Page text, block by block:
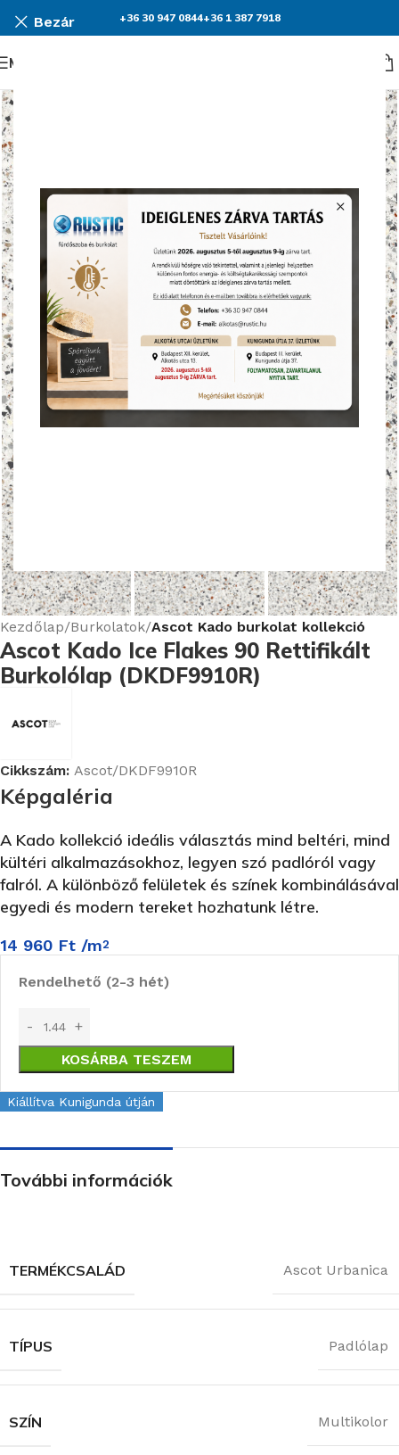
Bezár +36 30 947 0844+36 1 387 7918
Menü
Kezdőlap Burkolatok Ascot Kado burkolat kollekció
Ascot Kado Ice Flakes 90 Rettifikált
Burkolólap (DKDF9910R)
Cikkszám: Ascot/DKDF9910R
Képgaléria
A Kado kollekció ideális választás mind beltéri, mind
kültéri alkalmazásokhoz, legyen szó padlóról vagy
falról. A különböző felületek és színek kombinálásával
egyedi és modern tereket hozhatunk létre.
14 960 Ft /m2
Rendelhető (2-3 hét)
KOSÁRBA TESZEM
Kiállítva Kunigunda útján
További információk
TERMÉKCSALÁD Ascot Urbanica
TÍPUS Padlólap
SZÍN Multikolor